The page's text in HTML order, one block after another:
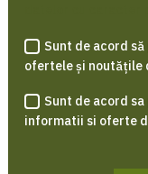
Sunt de acord
ofertele și noutățile
Sunt de acord
informatii si oferte